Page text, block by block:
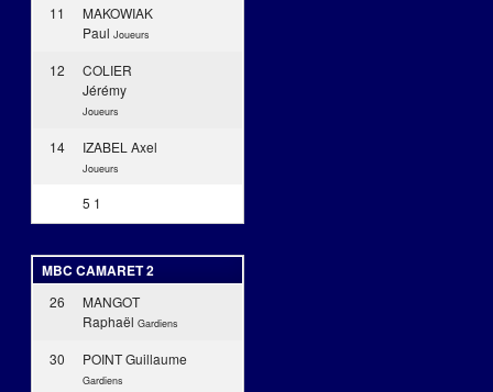
11
MAKOWIAK
Paul Joueurs
12
COLIER
Jérémy
Joueurs
14 IZABEL Axel
Joueurs
5 1
MBC CAMARET 2
26
MANGOT
Raphaël Gardiens
30 POINT Guillaume
Gardiens